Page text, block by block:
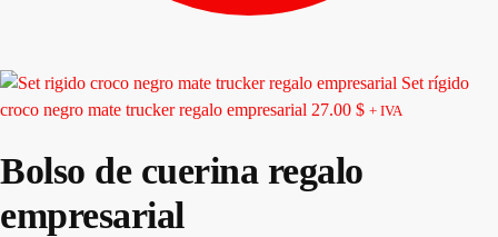
Set rígido
croco negro mate trucker regalo empresarial 27.00 $ + IVA
Bolso de cuerina regalo
empresarial